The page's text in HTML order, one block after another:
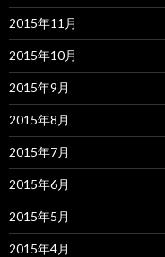
2015年11月
2015年10月
2015年9月
2015年8月
2015年7月
2015年6月
2015年5月
2015年4月